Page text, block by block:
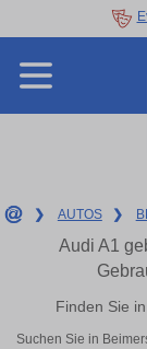
❯ AUTOS ❯
Audi A1
Finden Sie
Suchen Sie in